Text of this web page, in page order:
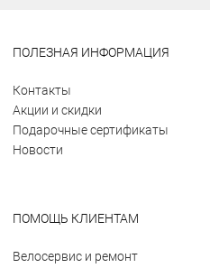
ПОЛЕЗНАЯ ИНФОРМАЦИЯ
Контакты
Акции и скидки
Подарочные сертификаты
Новости
ПОМОЩЬ КЛИЕНТАМ
Велосервис и ремонт